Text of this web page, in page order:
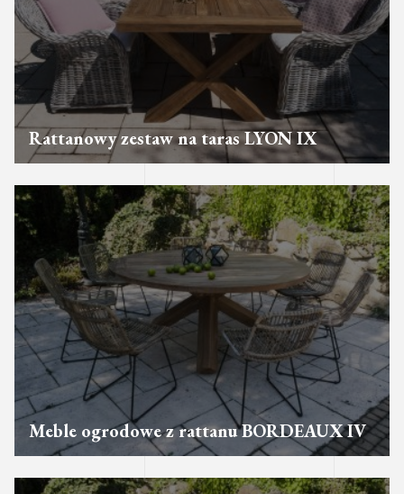
Rattanowy zestaw na taras LYON IX
Meble ogrodowe z rattanu BORDEAUX IV